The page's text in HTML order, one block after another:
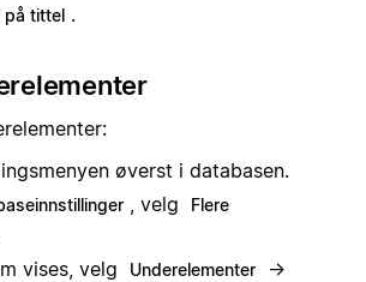
på tittel .
øverst i databasen.
, velg
Flere
vises, velg
Underelementer →